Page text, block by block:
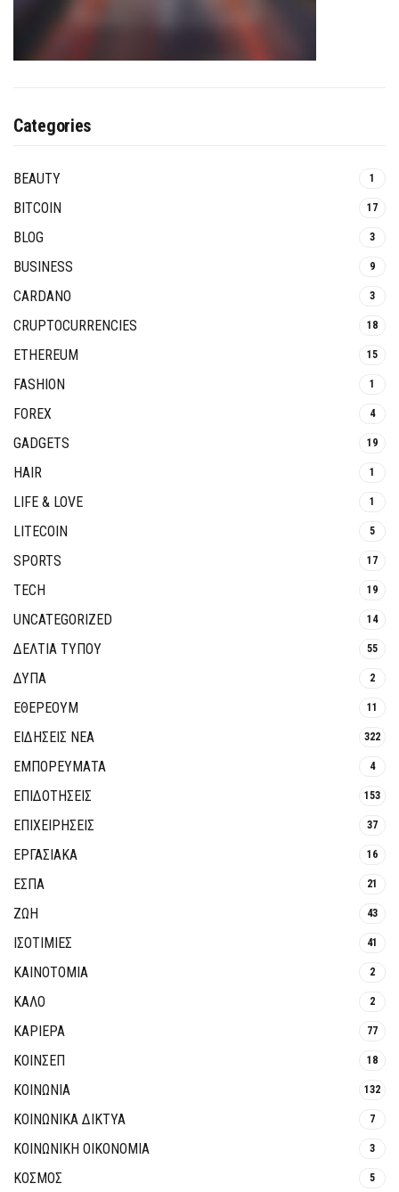
Categories
BEAUTY 1
BITCOIN 17
BLOG 3
BUSINESS 9
CARDANO 3
CRUPTOCURRENCIES 18
ETHEREUM 15
FASHION 1
FOREX 4
GADGETS 19
HAIR 1
LIFE & LOVE 1
LITECOIN 5
SPORTS 17
TECH 19
UNCATEGORIZED 14
ΔΕΛΤΙΑ ΤΥΠΟΥ 55
ΔΥΠΑ 2
ΕΘΈΡΕΟΥΜ 11
ΕΙΔΗΣΕΙΣ ΝΕΑ 322
ΕΜΠΟΡΕΥΜΑΤΑ 4
ΕΠΙΔΟΤΗΣΕΙΣ 153
ΕΠΙΧΕΙΡΗΣΕΙΣ 37
ΕΡΓΑΣΙΑΚΑ 16
ΕΣΠΑ 21
ΖΩΗ 43
ΙΣΟΤΙΜΙΕΣ 41
ΚΑΙΝΟΤΟΜΊΑ 2
ΚΑΛΟ 2
ΚΑΡΙΕΡΑ 77
ΚΟΙΝΣΕΠ 18
ΚΟΙΝΩΝΙΑ 132
ΚΟΙΝΩΝΙΚΆ ΔΊΚΤΥΑ 7
ΚΟΙΝΩΝΙΚΉ ΟΙΚΟΝΟΜΊΑ 3
ΚΟΣΜΟΣ 5